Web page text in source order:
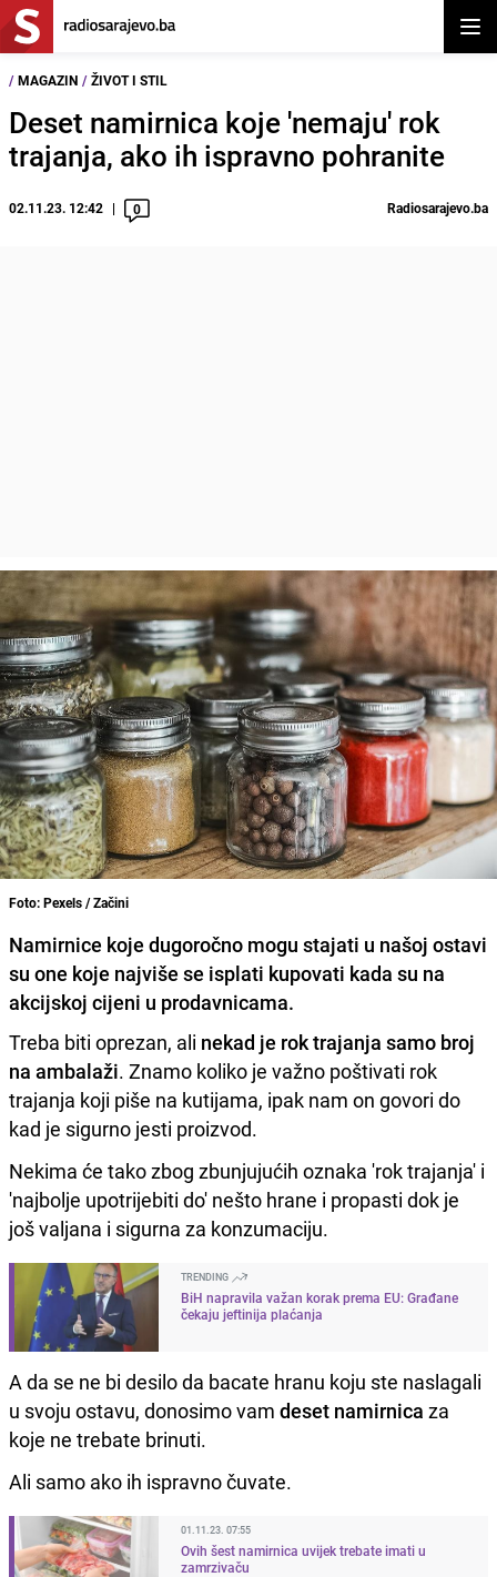
/ MAGAZIN / ŽIVOT I STIL
Deset namirnica koje 'nemaju' rok
trajanja, ako ih ispravno pohranite
02.11.23. 12:42 0 Radiosarajevo.ba
Foto: Pexels / Začini
Namirnice koje dugoročno mogu stajati u našoj ostavi
su one koje najviše se isplati kupovati kada su na
akcijskoj cijeni u prodavnicama.
Treba biti oprezan, ali nekad je rok trajanja samo broj
na ambalaži. Znamo koliko je važno poštivati rok
trajanja koji piše na kutijama, ipak nam on govori do
kad je sigurno jesti proizvod.
Nekima će tako zbog zbunjujućih oznaka 'rok trajanja' i
'najbolje upotrijebiti do' nešto hrane i propasti dok je
još valjana i sigurna za konzumaciju.
TRENDING
BiH napravila važan korak prema EU: Građane
čekaju jeftinija plaćanja
A da se ne bi desilo da bacate hranu koju ste naslagali
u svoju ostavu, donosimo vam deset namirnica za
koje ne trebate brinuti.
Ali samo ako ih ispravno čuvate.
01.11.23. 07:55
Ovih šest namirnica uvijek trebate imati u
zamrzivaču